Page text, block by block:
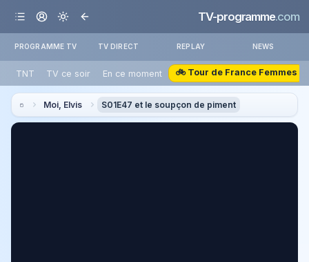
TV-programme.com
PROGRAMME TV TV DIRECT REPLAY NEWS
TNT TV ce soir En ce moment 🚲 Tour de France Femmes
Moi, Elvis S01E47 et le soupçon de piment